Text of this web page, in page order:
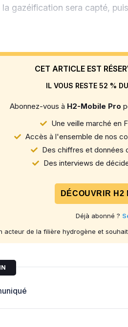
gazéification sera capté,
CET ARTICLE EST
IL VOUS RESTE 52 %
Abonnez-vous à H2-Mobile Pro
Une veille marché en
Accès à l'ensemble de nos
Des chiffres et données
Des interviews de
DÉCOUVRIR H2
Déjà abonné ?
acteur de la filière hydrogène et